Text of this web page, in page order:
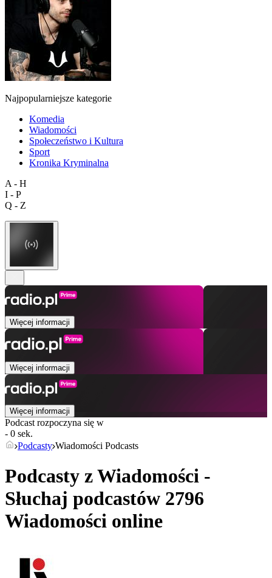
Najpopularniejsze kategorie
Komedia
Wiadomości
Społeczeństwo i Kultura
Sport
Kronika Kryminalna
A - H
I - P
Q - Z
Więcej informacji
Więcej informacji
Więcej informacji
Podcast rozpoczyna się w
- 0 sek.
Podcasty Wiadomości Podcasts
Podcasty z Wiadomości -
Słuchaj podcastów 2796
Wiadomości online